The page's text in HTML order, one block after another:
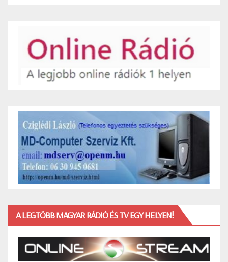
A LEGTÖBB MAGYAR RÁDIÓ ÉS TV EGY HELYEN!